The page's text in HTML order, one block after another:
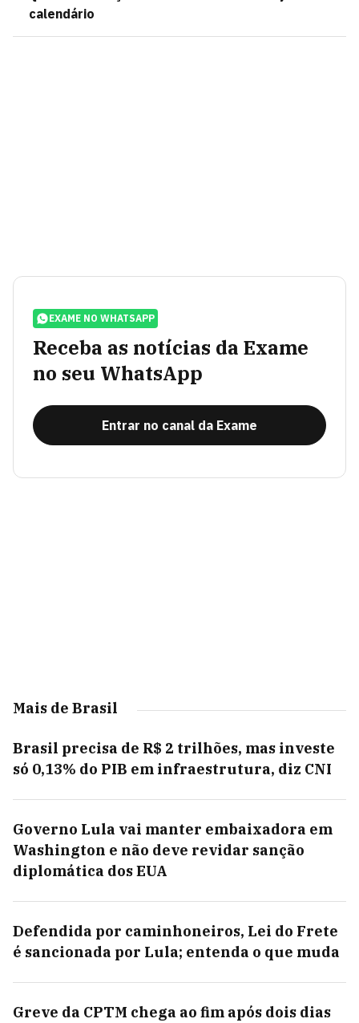
calendário
EXAME NO WHATSAPP
Receba as notícias da Exame
no seu WhatsApp
Entrar no canal da Exame
Mais de Brasil
Brasil precisa de R$ 2 trilhões, mas investe
só 0,13% do PIB em infraestrutura, diz CNI
Governo Lula vai manter embaixadora em
Washington e não deve revidar sanção
diplomática dos EUA
Defendida por caminhoneiros, Lei do Frete
é sancionada por Lula; entenda o que muda
Greve da CPTM chega ao fim após dois dias